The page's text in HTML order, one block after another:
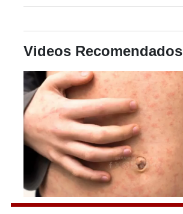
Videos Recomendados
0